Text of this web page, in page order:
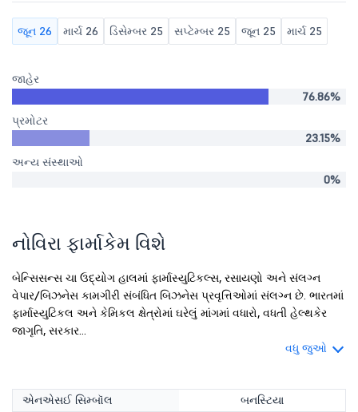
જૂન 26 માર્ચ 26 ડિસેમ્બર 25 સપ્ટેમ્બર 25 જૂન 25 માર્ચ 25
જાહેર
76.86%
પ્રમોટર
23.15%
અન્ય સંસ્થાઓ
0%
નોવિરા ફાર્માકેમ વિશે
બેન્સિસન્સ ચા ઉદ્યોગ હાલમાં ફાર્માસ્યુટિકલ્સ, રસાયણો અને સંલગ્ન
વેપાર/બિઝનેસ કામગીરી સંબંધિત બિઝનેસ પ્રવૃત્તિઓમાં સંલગ્ન છે. ભારતમાં
ફાર્માસ્યુટિકલ અને કેમિકલ ક્ષેત્રોમાં ઘરેલું માંગમાં વધારો, વધતી હેલ્થકેર
જાગૃતિ, સરકાર...
વધુ જુઓ
એનએસઈ સિમ્બૉલ બનસ્ટિયા